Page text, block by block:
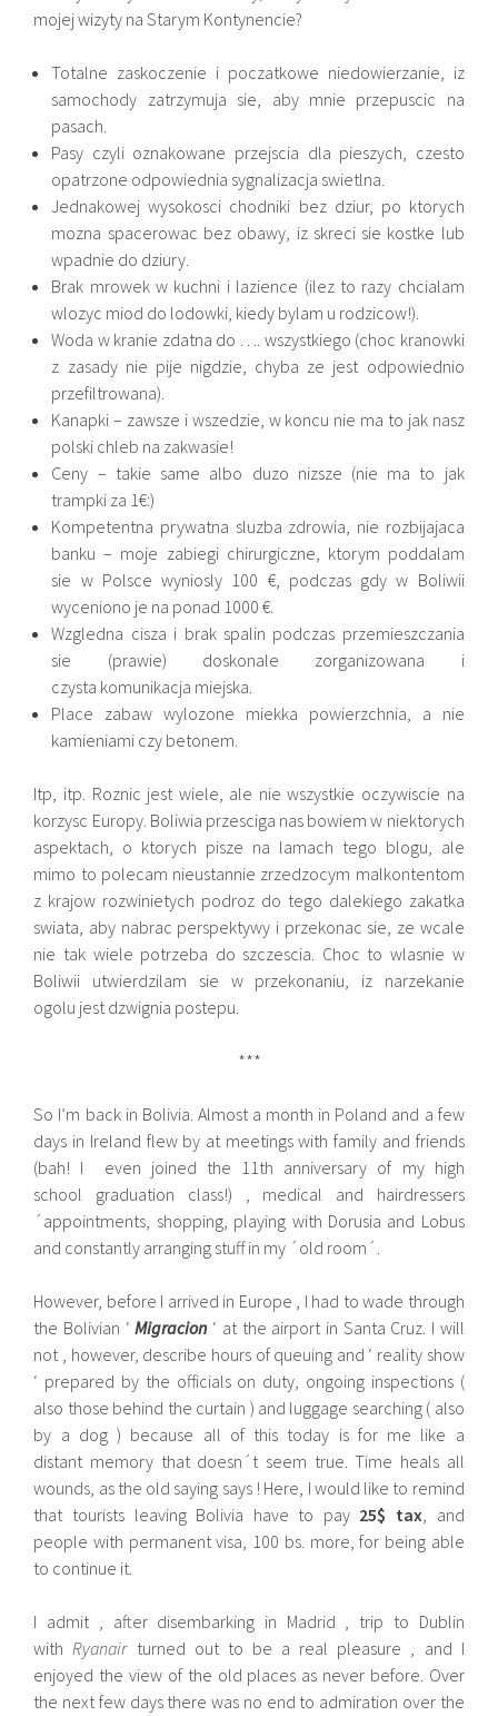
mojej wizyty na Starym Kontynencie?
Totalne zaskoczenie i poczatkowe niedowierzanie, iz
samochody zatrzymuja sie, aby mnie przepuscic na
pasach.
Pasy czyli oznakowane przejscia dla pieszych, czesto
opatrzone odpowiednia sygnalizacja swietlna.
Jednakowej wysokosci chodniki bez dziur, po ktorych
mozna spacerowac bez obawy, iz skreci sie kostke lub
wpadnie do dziury.
Brak mrowek w kuchni i lazience (ilez to razy chcialam
wlozyc miod do lodowki, kiedy bylam u rodzicow!).
Woda w kranie zdatna do …. wszystkiego (choc kranowki
z zasady nie pije nigdzie, chyba ze jest odpowiednio
przefiltrowana).
Kanapki – zawsze i wszedzie, w koncu nie ma to jak nasz
polski chleb na zakwasie!
Ceny – takie same albo duzo nizsze (nie ma to jak
trampki za 1€:)
Kompetentna prywatna sluzba zdrowia, nie rozbijajaca
banku – moje zabiegi chirurgiczne, ktorym poddalam
sie w Polsce wyniosly 100 €, podczas gdy w Boliwii
wyceniono je na ponad 1000 €.
Wzgledna cisza i brak spalin podczas przemieszczania
sie (prawie) doskonale zorganizowana i
czysta komunikacja miejska.
Place zabaw wylozone miekka powierzchnia, a nie
kamieniami czy betonem.
Itp, itp. Roznic jest wiele, ale nie wszystkie oczywiscie na
korzysc Europy. Boliwia przesciga nas bowiem w niektorych
aspektach, o ktorych pisze na lamach tego blogu, ale
mimo to polecam nieustannie zrzedzocym malkontentom
z krajow rozwinietych podroz do tego dalekiego zakatka
swiata, aby nabrac perspektywy i przekonac sie, ze wcale
nie tak wiele potrzeba do szczescia. Choc to wlasnie w
Boliwii utwierdzilam sie w przekonaniu, iz narzekanie
ogolu jest dzwignia postepu.
***
So I’m back in Bolivia. Almost a month in Poland and a few
days in Ireland flew by at meetings with family and friends
(bah! I even joined the 11th anniversary of my high
school graduation class!) , medical and hairdressers
´appointments, shopping, playing with Dorusia and Lobus
and constantly arranging stuff in my ´old room´.
However, before I arrived in Europe , I had to wade through
the Bolivian ‘Migracion‘ at the airport in Santa Cruz. I will
not , however, describe hours of queuing and ‘ reality show
‘ prepared by the officials on duty, ongoing inspections (
also those behind the curtain ) and luggage searching ( also
by a dog ) because all of this today is for me like a
distant memory that doesn´t seem true. Time heals all
wounds, as the old saying says ! Here, I would like to remind
that tourists leaving Bolivia have to pay 25$ tax, and
people with permanent visa, 100 bs. more, for being able
to continue it.
I admit , after disembarking in Madrid , trip to Dublin
withRyanairturned out to be a real pleasure , and I
enjoyed the view of the old places as never before. Over
the next few days there was no end to admiration over the